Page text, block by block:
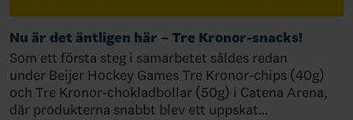
Nu är det äntligen här – Tre Kronor-snacks!
Som ett första steg i samarbetet såldes redan
under Beijer Hockey Games Tre Kronor-chips (40g)
och Tre Kronor-chokladbollar (50g) i Catena Arena,
där produkterna snabbt blev ett uppskat…